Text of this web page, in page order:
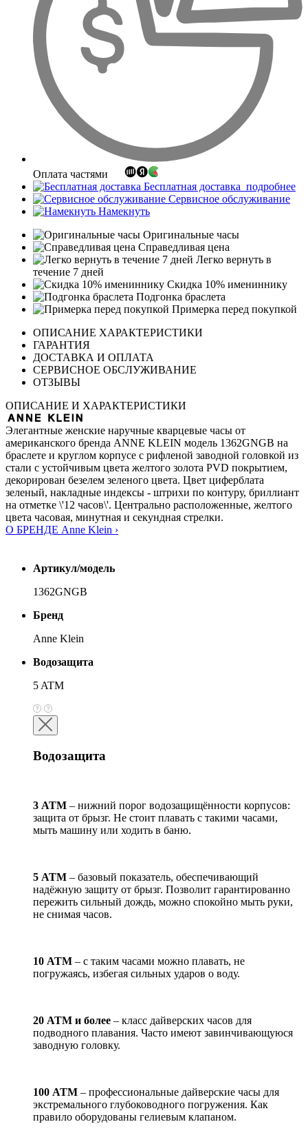
Оплата частями
Бесплатная доставка подробнее
Сервисное обслуживание
Намекнуть
Оригинальные часы
Справедливая цена
Легко вернуть в
течение 7 дней
Скидка 10% имениннику
Подгонка браслета
Примерка перед покупкой
ОПИСАНИЕ ХАРАКТЕРИСТИКИ
ГАРАНТИЯ
ДОСТАВКА И ОПЛАТА
СЕРВИСНОЕ ОБСЛУЖИВАНИЕ
ОТЗЫВЫ
ОПИСАНИЕ И ХАРАКТЕРИСТИКИ
Элегантные женские наручные кварцевые часы от
американского бренда ANNE KLEIN модель 1362GNGB на
браслете и круглом корпусе с рифленой заводной головкой из
стали с устойчивым цвета желтого золота PVD покрытием,
декорирован безелем зеленого цвета. Цвет циферблата
зеленый, накладные индексы - штрихи по контуру, бриллиант
на отметке \'12 часов\'. Центрально расположенные, желтого
цвета часовая, минутная и секундная стрелки.
О БРЕНДЕ Anne Klein ›
Артикул/модель
1362GNGB
Бренд
Anne Klein
Водозащита
5 ATM
Водозащита
3 АТМ – нижний порог водозащищённости корпусов:
защита от брызг. Не стоит плавать с такими часами,
мыть машину или ходить в баню.
5 АТМ – базовый показатель, обеспечивающий
надёжную защиту от брызг. Позволит гарантированно
пережить сильный дождь, можно спокойно мыть руки,
не снимая часов.
10 АТМ – с таким часами можно плавать, не
погружаясь, избегая сильных ударов о воду.
20 АТМ и более – класс дайверских часов для
подводного плавания. Часто имеют завинчивающуюся
заводную головку.
100 АТМ – профессиональные дайверские часы для
экстремального глубоководного погружения. Как
правило оборудованы гелиевым клапаном.